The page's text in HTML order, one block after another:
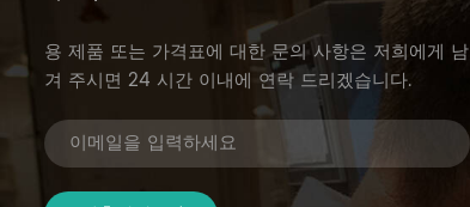
용 제품 또는 가격표에 대한 문의 사항은 저희에게 남
겨 주시면 24 시간 이내에 연락 드리겠습니다.